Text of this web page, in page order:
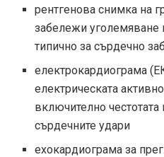
рентгенова снимка на
забележи уголемяване
типично за сърдечно
електрокардиограма
електрическата
включително честотата
сърдечните удари
ехокардиограма за